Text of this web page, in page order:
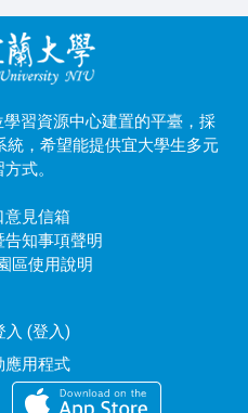
習資源中心建置的平臺，採
統，希望能提供宜大學生多元
式。
意見信箱
告知事項聲明
區使用說明
入 (登入)
應用程式